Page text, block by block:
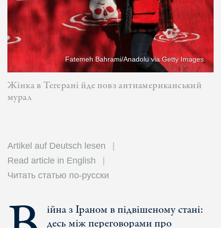
Fatemeh Bahrami/Anadolu via Getty Images
Жінка в Тегерані йде повз антиамериканський
мурал
Artikel auf Deutsch lesen
Read article in English
Читать статью по-русски
ійна з Іраном в підвішеному стані:
десь між переговорами про